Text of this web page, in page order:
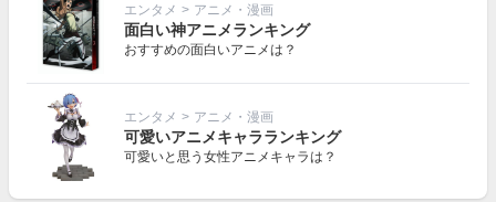
エンタメ > アニメ・漫画
面白い神アニメランキング
おすすめの面白いアニメは？
エンタメ > アニメ・漫画
可愛いアニメキャラランキング
可愛いと思う女性アニメキャラは？